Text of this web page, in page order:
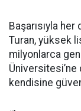
Başarısıyla
Turan, yüksek
milyonlarca
kendisine